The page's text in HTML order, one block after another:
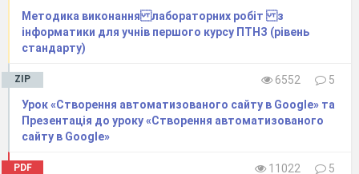
Основним критерієм вибору при такому
підході є максимальна сума, яку Ви готові
витратити на комп'ютер. Правда є якась «нижня
незбалансованою. У таких випадках варто
подумати про покупку більш дорогої конфігурації.
Підхід В - «комп'ютер для конкретного
завдання»
Тут Вам необхідно визначитися, хто і що
Методика виконання лабораторних робіт з
інформатики для учнів першого курсу ПТНЗ (рівень
стандарту)
ZIP 6552
5
Урок «Створення автоматизованого сайту в Google» та
Презентація до уроку «Створення автоматизованого
сайту в Google»
PDF 11022
5